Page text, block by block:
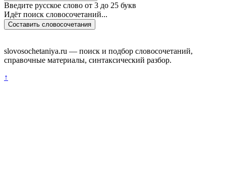
Введите русское слово от 3 до 25 букв
Идёт поиск словосочетаний...
Составить словосочетания
slovosochetaniya.ru — поиск и подбор словосочетаний,
справочные материалы, синтаксический разбор.
↑